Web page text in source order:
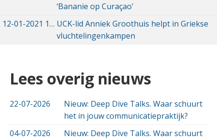
‘Bananie op Curaçao'
12-01-2021 12-01-2021 18:10
UCK-lid Anniek Groothuis helpt in Griekse
vluchtelingenkampen
Lees overig nieuws
22-07-2026
Nieuw: Deep Dive Talks. Waar schuurt
het in jouw communicatiepraktijk?
04-07-2026
Nieuw: Deep Dive Talks. Waar schuurt